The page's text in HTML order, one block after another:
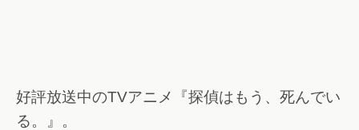
好評放送中のTVアニメ『探偵はもう、死んでい
る。』。